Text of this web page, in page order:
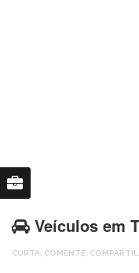
Veículos em
CURTA, COMENTE,